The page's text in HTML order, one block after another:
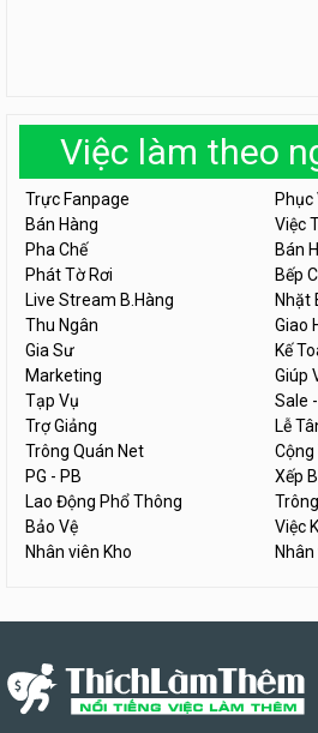
Việc làm theo
Trực Fanpage
Phục
Bán Hàng
Việc
Pha Chế
Bán
Phát Tờ Rơi
Bếp
Live Stream B.Hàng
Nhặt
Thu Ngân
Giao
Gia Sư
Kế
Marketing
Giúp
Tạp Vụ
Sale
Trợ Giảng
Lễ
Trông Quán Net
Cộng
PG - PB
Xếp
Lao Động Phổ Thông
Bảo Vệ
Việc
Nhân viên Kho